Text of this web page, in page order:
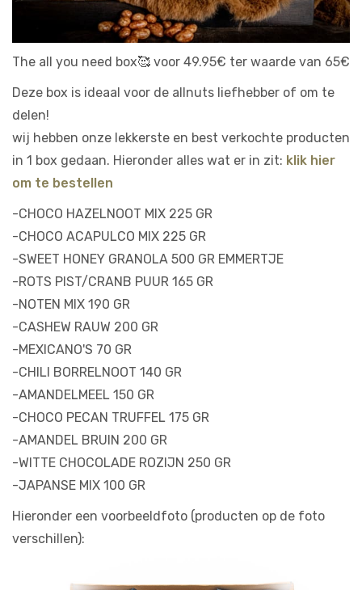
The all you need box🥰 voor 49.95€ ter waarde van 65€
Deze box is ideaal voor de allnuts liefhebber of om te
delen!
wij hebben onze lekkerste en best verkochte producten
in 1 box gedaan. Hieronder alles wat er in zit: klik hier
om te bestellen
-CHOCO HAZELNOOT MIX 225 GR
-CHOCO ACAPULCO MIX 225 GR
-SWEET HONEY GRANOLA 500 GR EMMERTJE
-ROTS PIST/CRANB PUUR 165 GR
-NOTEN MIX 190 GR
-CASHEW RAUW 200 GR
-MEXICANO'S 70 GR
-CHILI BORRELNOOT 140 GR
-AMANDELMEEL 150 GR
-CHOCO PECAN TRUFFEL 175 GR
-AMANDEL BRUIN 200 GR
-WITTE CHOCOLADE ROZIJN 250 GR
-JAPANSE MIX 100 GR
Hieronder een voorbeeldfoto (producten op de foto
verschillen):